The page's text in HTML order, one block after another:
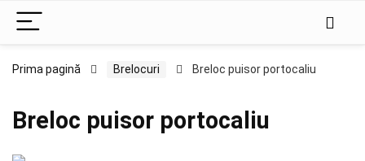
Prima pagină Brelocuri Breloc puisor portocaliu
Breloc puisor portocaliu